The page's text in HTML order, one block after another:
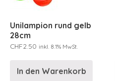
Unilampion rund gelb
28cm
CHF2.50 inkl. 8.1% MwSt.
In den Warenkorb